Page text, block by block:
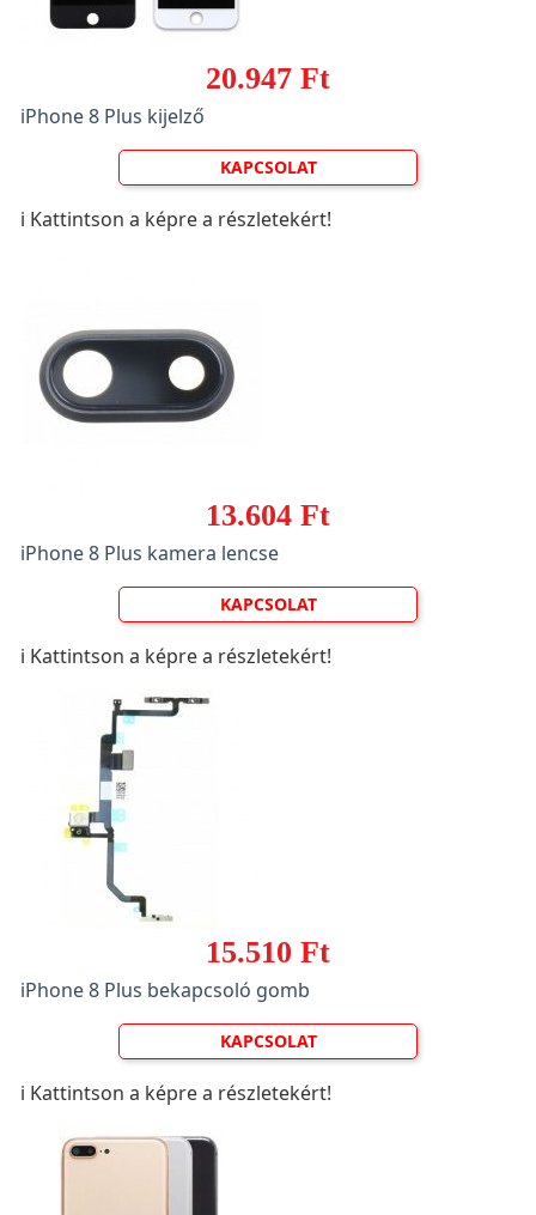
20.947 Ft
iPhone 8 Plus kijelző
KAPCSOLAT
ℹ️ Kattintson a képre a részletekért!
13.604 Ft
iPhone 8 Plus kamera lencse
KAPCSOLAT
ℹ️ Kattintson a képre a részletekért!
15.510 Ft
iPhone 8 Plus bekapcsoló gomb
KAPCSOLAT
ℹ️ Kattintson a képre a részletekért!